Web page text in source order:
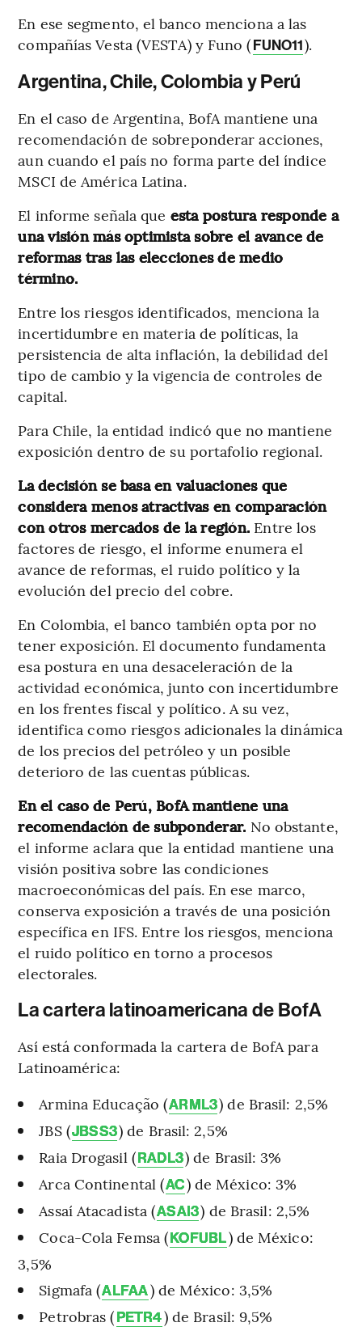
En ese segmento, el banco menciona a las
compañías Vesta (VESTA) y Funo (FUNO11).
Argentina, Chile, Colombia y Perú
En el caso de Argentina, BofA mantiene una
recomendación de sobreponderar acciones,
aun cuando el país no forma parte del índice
MSCI de América Latina.
El informe señala que esta postura responde a
una visión más optimista sobre el avance de
reformas tras las elecciones de medio
término.
Entre los riesgos identificados, menciona la
incertidumbre en materia de políticas, la
persistencia de alta inflación, la debilidad del
tipo de cambio y la vigencia de controles de
capital.
Para Chile, la entidad indicó que no mantiene
exposición dentro de su portafolio regional.
La decisión se basa en valuaciones que
considera menos atractivas en comparación
con otros mercados de la región. Entre los
factores de riesgo, el informe enumera el
avance de reformas, el ruido político y la
evolución del precio del cobre.
En Colombia, el banco también opta por no
tener exposición. El documento fundamenta
esa postura en una desaceleración de la
actividad económica, junto con incertidumbre
en los frentes fiscal y político. A su vez,
identifica como riesgos adicionales la dinámica
de los precios del petróleo y un posible
deterioro de las cuentas públicas.
En el caso de Perú, BofA mantiene una
recomendación de subponderar. No obstante,
el informe aclara que la entidad mantiene una
visión positiva sobre las condiciones
macroeconómicas del país. En ese marco,
conserva exposición a través de una posición
específica en IFS. Entre los riesgos, menciona
el ruido político en torno a procesos
electorales.
La cartera latinoamericana de BofA
Así está conformada la cartera de BofA para
Latinoamérica:
Armina Educação (ARML3) de Brasil: 2,5%
JBS (JBSS3) de Brasil: 2,5%
Raia Drogasil (RADL3) de Brasil: 3%
Arca Continental (AC) de México: 3%
Assaí Atacadista (ASAI3) de Brasil: 2,5%
Coca-Cola Femsa (KOFUBL) de México:
3,5%
Sigmafa (ALFAA) de México: 3,5%
Petrobras (PETR4) de Brasil: 9,5%